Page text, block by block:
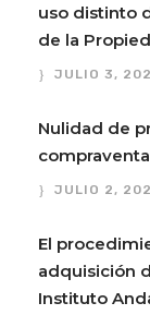
uso distinto
de la
JULIO 3,
Nulidad de
JULIO 2,
El
adquisición
Instituto